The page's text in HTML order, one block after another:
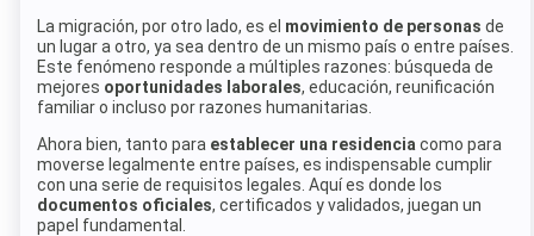
La migración, por otro lado, es el movimiento de personas de
un lugar a otro, ya sea dentro de un mismo país o entre países.
Este fenómeno responde a múltiples razones: búsqueda de
mejores oportunidades laborales, educación, reunificación
familiar o incluso por razones humanitarias.
Ahora bien, tanto para establecer una residencia como para
moverse legalmente entre países, es indispensable cumplir
con una serie de requisitos legales. Aquí es donde los
documentos oficiales, certificados y validados, juegan un
papel fundamental.